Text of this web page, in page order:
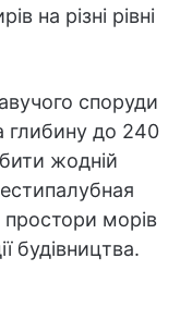
на різні рівні
споруди
глибину до 240
жодній
морів
будівництва.